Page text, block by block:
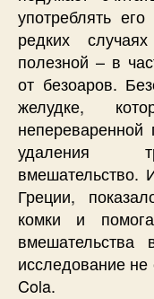
употреблять
редких
полезной – в
от безоаров.
желудке,
удаления
вмешательство.
Греции,
комки и
исследование
Cola.